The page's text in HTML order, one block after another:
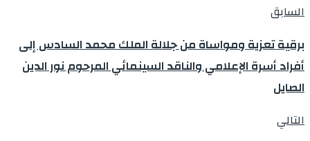
السابق
برقية تعزية ومواساة من جلالة الملك محمد السادس إلى
أفراد أسرة الإعلامي والناقد السينمائي المرحوم نور الدين
الصايل
التالي